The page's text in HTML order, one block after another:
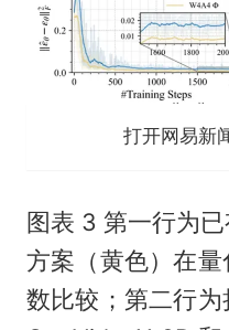
打开网易新
图表 3 第一行为
方案（黄色）在
数比较；第二行